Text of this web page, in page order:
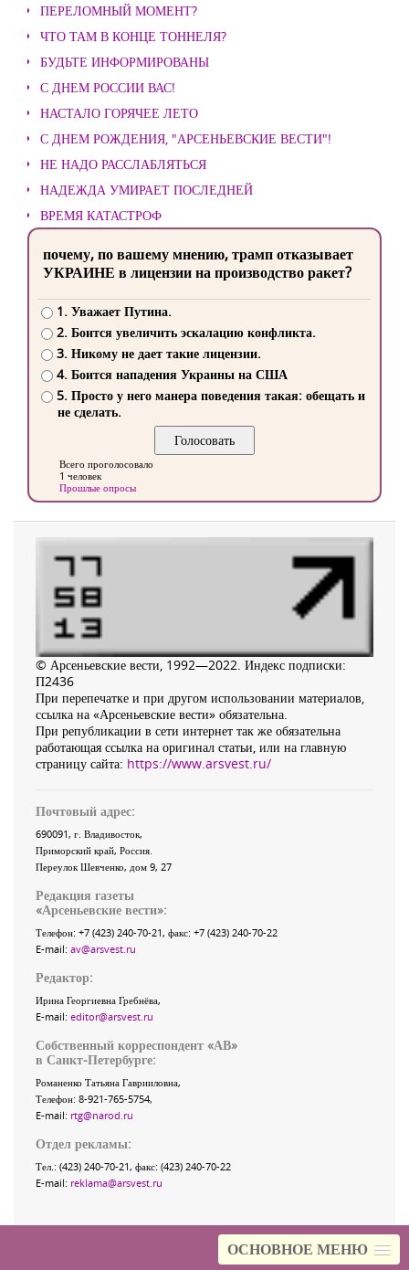
ОСНОВНОЕ МЕНЮ
ПЕРЕЛОМНЫЙ МОМЕНТ?
ЧТО ТАМ В КОНЦЕ ТОННЕЛЯ?
БУДЬТЕ ИНФОРМИРОВАНЫ
С ДНЕМ РОССИИ ВАС!
НАСТАЛО ГОРЯЧЕЕ ЛЕТО
С ДНЕМ РОЖДЕНИЯ, "АРСЕНЬЕВСКИЕ ВЕСТИ"!
НЕ НАДО РАССЛАБЛЯТЬСЯ
НАДЕЖДА УМИРАЕТ ПОСЛЕДНЕЙ
ВРЕМЯ КАТАСТРОФ
почему, по вашему мнению, трамп отказывает
УКРАИНЕ в лицензии на производство ракет?
1. Уважает Путина.
2. Боится увеличить эскалацию конфликта.
3. Никому не дает такие лицензии.
4. Боится нападения Украины на США
5. Просто у него манера поведения такая: обещать и
не сделать.
Всего проголосовало
1 человек
Прошлые опросы
© Арсеньевские вести, 1992—2022. Индекс подписки:
П2436
При перепечатке и при другом использовании материалов,
ссылка на «Арсеньевские вести» обязательна.
При републикации в сети интернет так же обязательна
работающая ссылка на оригинал статьи, или на главную
страницу сайта: https://www.arsvest.ru/
Почтовый адрес:
690091, г. Владивосток,
Приморский край, Россия
Переулок Шевченко, дом 9, 27
Редакция газеты
«Арсеньевские вести»:
Телефон: +7 (423) 240-70-21, факс: +7 (423) 240-70-22
E-mail: av@arsvest.ru
Редактор:
Ирина Георгиевна Гребнёва,
E-mail: editor@arsvest.ru
Собственный корреспондент «АВ»
в Санкт-Петербурге:
Романенко Татьяна Гаврииловна,
Телефон: 8-921-765-5754,
E-mail: rtg@narod.ru
Отдел рекламы:
Тел.: (423) 240-70-21, факс: (423) 240-70-22
E-mail: reklama@arsvest.ru